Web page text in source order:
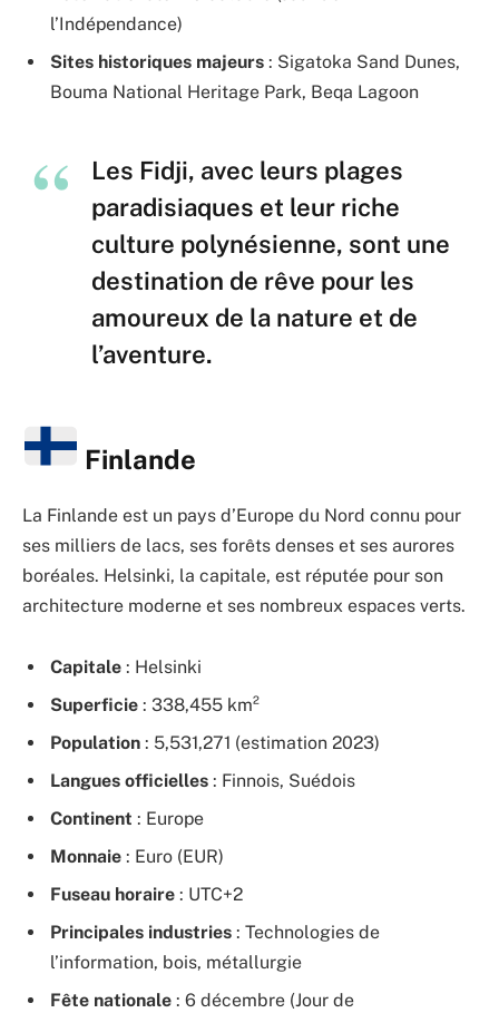
l’Indépendance)
Sites historiques majeurs : Sigatoka Sand Dunes,
Bouma National Heritage Park, Beqa Lagoon
Les Fidji, avec leurs plages
paradisiaques et leur riche
culture polynésienne, sont une
destination de rêve pour les
amoureux de la nature et de
l’aventure.
Finlande
La Finlande est un pays d’Europe du Nord connu pour
ses milliers de lacs, ses forêts denses et ses aurores
boréales. Helsinki, la capitale, est réputée pour son
architecture moderne et ses nombreux espaces verts.
Capitale : Helsinki
Superficie : 338,455 km²
Population : 5,531,271 (estimation 2023)
Langues officielles : Finnois, Suédois
Continent : Europe
Monnaie : Euro (EUR)
Fuseau horaire : UTC+2
Principales industries : Technologies de
l’information, bois, métallurgie
Fête nationale : 6 décembre (Jour de